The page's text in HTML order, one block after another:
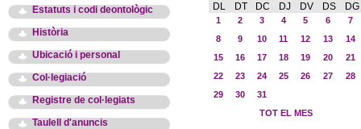
Estatuts i codi deontològic
Història
Ubicació i personal
Col·legiació
Registre de col·legiats
Taulell d'anuncis
DL DT DC DJ DV DS DG
1 2 3 4 5 6
7
8
9 10 11 12 13
14
15
16 17 18 19 20
21
22
23 24 25 26 27
28
29
30
31
TOT EL MES